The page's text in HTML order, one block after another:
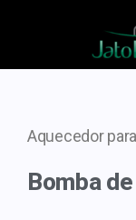
Aquecedor
Bomba